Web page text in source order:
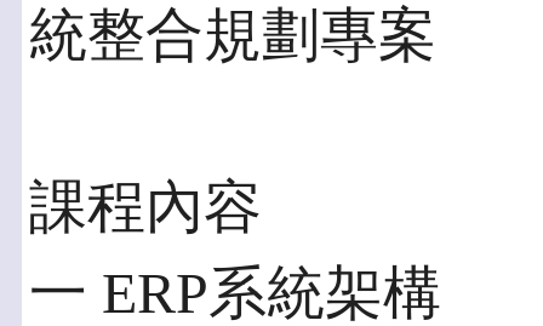
統整合規劃專案
課程內容
一 ERP系統架構